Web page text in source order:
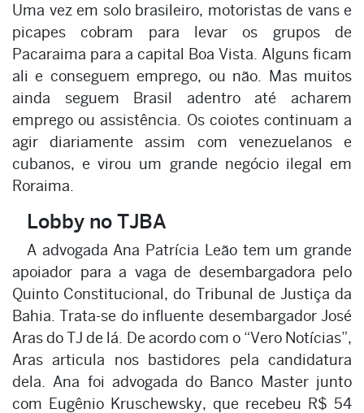
Uma vez em solo brasileiro, motoristas de vans e
picapes cobram para levar os grupos de
Pacaraima para a capital Boa Vista. Alguns ficam
ali e conseguem emprego, ou não. Mas muitos
ainda seguem Brasil adentro até acharem
emprego ou assistência. Os coiotes continuam a
agir diariamente assim com venezuelanos e
cubanos, e virou um grande negócio ilegal em
Roraima.
Lobby no TJBA
A advogada Ana Patrícia Leão tem um grande
apoiador para a vaga de desembargadora pelo
Quinto Constitucional, do Tribunal de Justiça da
Bahia. Trata-se do influente desembargador José
Aras do TJ de lá. De acordo com o “Vero Notícias”,
Aras articula nos bastidores pela candidatura
dela. Ana foi advogada do Banco Master junto
com Eugênio Kruschewsky, que recebeu R$ 54